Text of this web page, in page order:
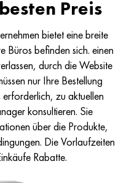
Preis
bietet eine breite
Büros befinden sich. einen
durch die Website
nur Ihre Bestellung
erforderlich, zu aktuellen
konsultieren. Sie
über die Produkte,
Die Vorlaufzeiten
Rabatte.